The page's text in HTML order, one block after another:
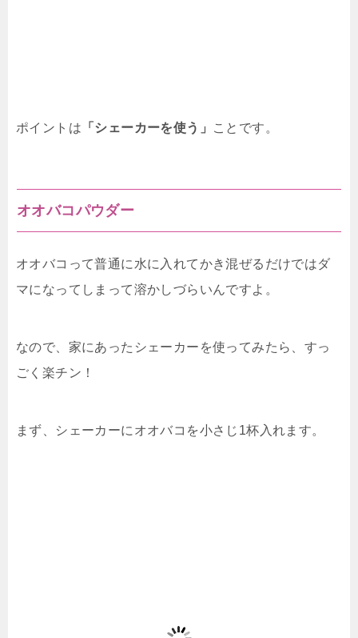
ポイントは 「シェーカーを使う」 ことです。
オオバコパウダー
オオバコって普通に水に入れてかき混ぜるだけではダ
マになってしまって溶かしづらいんですよ。
なので、家にあったシェーカーを使ってみたら、すっ
ごく楽チン！
まず、シェーカーにオオバコを小さじ1杯入れます。